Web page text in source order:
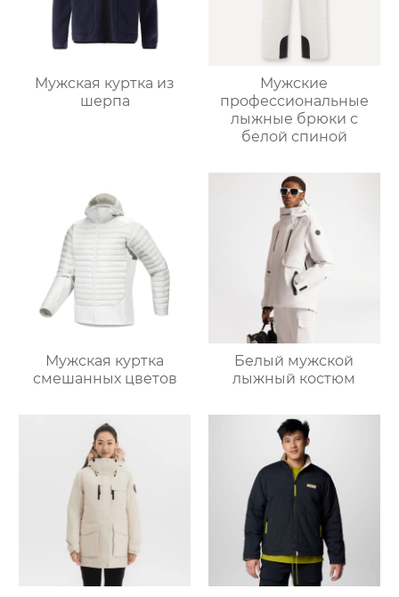
Мужская куртка из
шерпа
Мужские
профессиональные
лыжные брюки с
белой спиной
Мужская куртка
смешанных цветов
Белый мужской
лыжный костюм